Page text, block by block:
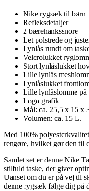
Nike rygsæk til børn
Refleksdetaljer
2 bærehankssnore
Let polstrede og
Lynlås rundt om
Velcrolukket
Stort lynlåslukket
Lille lynlås
Lynlåslukket
Lille lynlåslomme på
Logo grafik
Mål: ca. 25,5 x 15 x
Volumen: ca. 15 L.
Med 100%
rengøre, hvilket gør den til
Samlet set er denne Nike
stilfuld taske, der giver
Uanset om du er på vej til
denne rygsæk følge dig på